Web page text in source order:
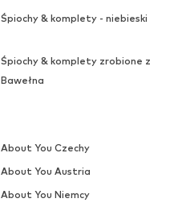
Śpiochy & komplety - niebieski
Śpiochy & komplety zrobione z
Bawełna
About You Czechy
About You Austria
About You Niemcy